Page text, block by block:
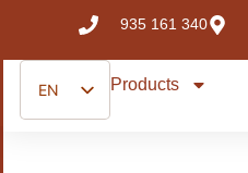
935 161 340
EN
ES
Products